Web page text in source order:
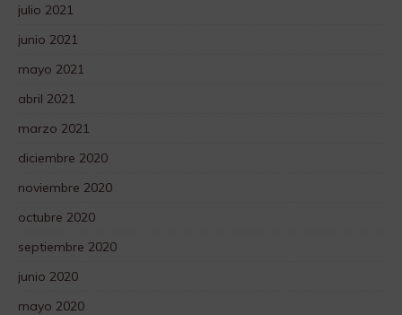
julio 2021
junio 2021
mayo 2021
abril 2021
marzo 2021
diciembre 2020
noviembre 2020
octubre 2020
septiembre 2020
junio 2020
mayo 2020